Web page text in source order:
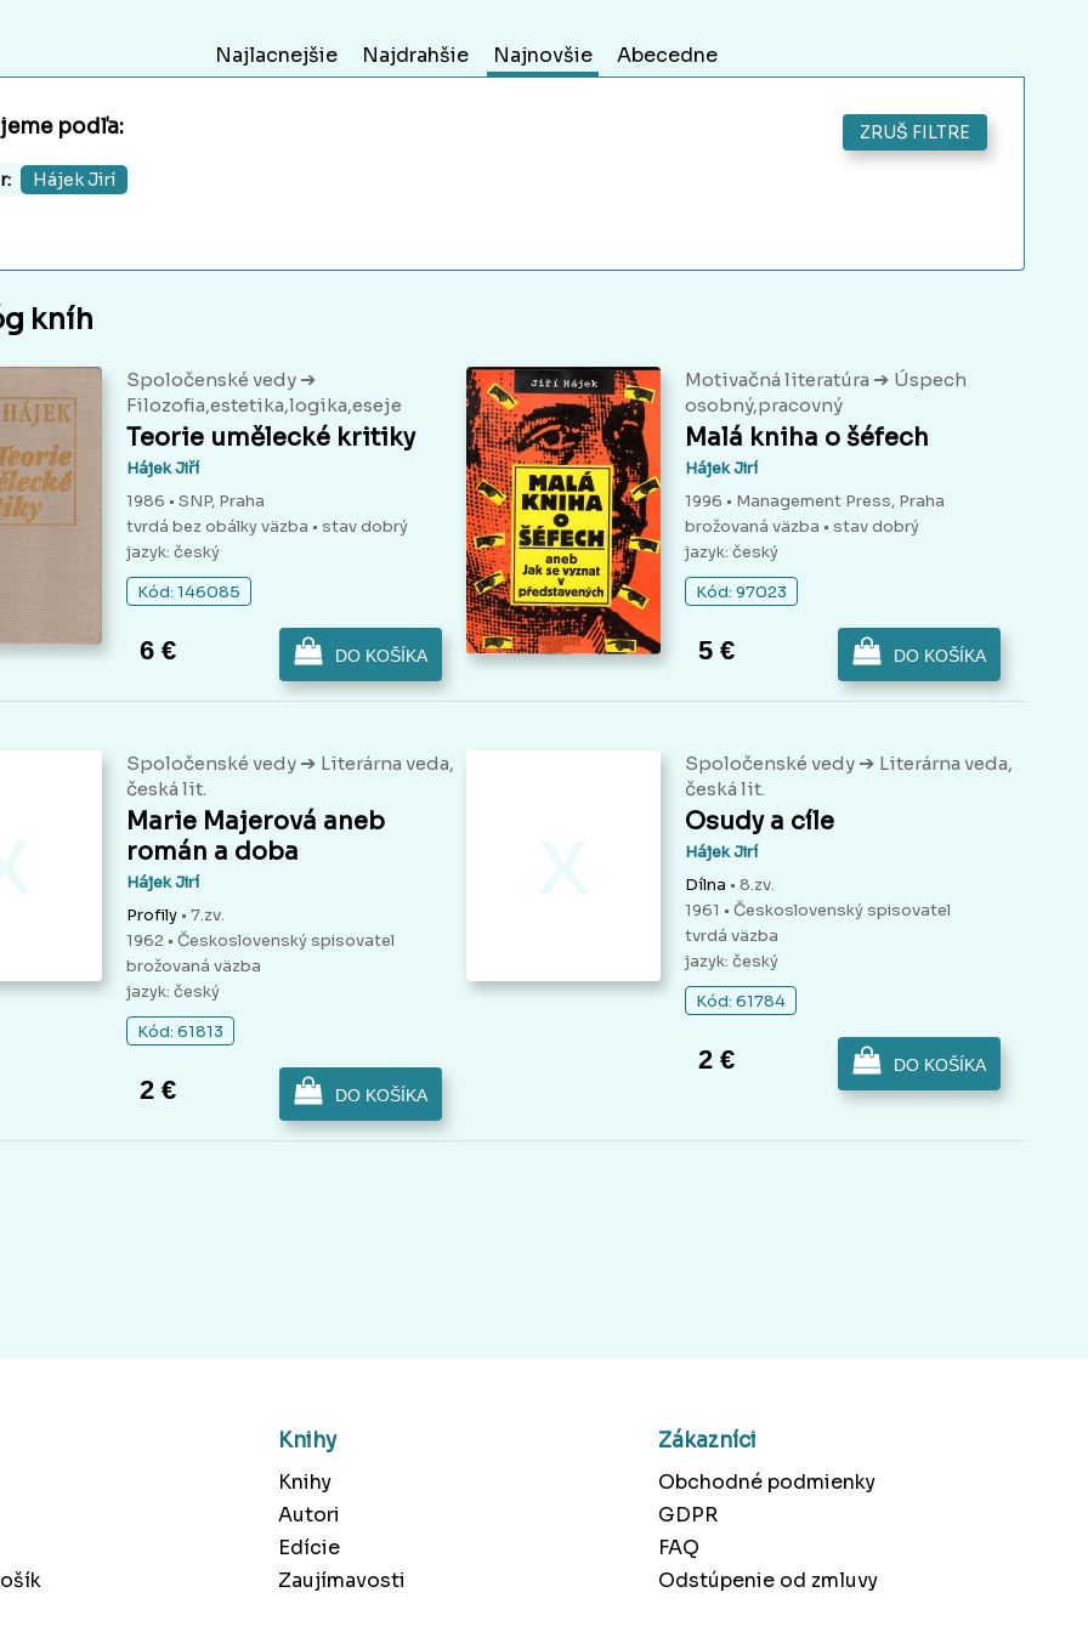
Najlacnejšie Najdrahšie Najnovšie Abecedne
podľa: ZRUŠ FILTRE
Hájek Jirí
kníh
Spoločenské vedy ➔
Filozofia,estetika,logika,eseje
Teorie umělecké kritiky
Hájek Jiří
1986 • SNP, Praha
tvrdá bez obálky väzba • stav dobrý
jazyk: český
Kód: 146085
6 € DO KOŠÍKA
Motivačná literatúra ➔ Úspech
osobný,pracovný
Malá kniha o šéfech
Hájek Jirí
1996 • Management Press, Praha
brožovaná väzba • stav dobrý
jazyk: český
Kód: 97023
5 € DO KOŠÍKA
Spoločenské vedy ➔ Literárna veda,
česká lit.
Marie Majerová aneb
román a doba
Hájek Jirí
Profily • 7.zv.
1962 • Československý spisovatel
brožovaná väzba
jazyk: český
Kód: 61813
2 € DO KOŠÍKA
Spoločenské vedy ➔ Literárna veda,
česká lit.
Osudy a cíle
Hájek Jirí
Dílna • 8.zv.
1961 • Československý spisovatel
tvrdá väzba
jazyk: český
Kód: 61784
2 € DO KOŠÍKA
Knihy
Knihy
Autori
Edície
Zaujímavosti
Zákazníci
Obchodné podmienky
GDPR
FAQ
Odstúpenie od zmluvy